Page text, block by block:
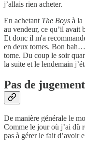
j’allais rien acheter.
En achetant The Boys à la
au vendeur, ce qu’il avait
Et donc il m'a
en deux tomes. Bon bah…
tome. Du coup le soir
la suite et le lendemain
Pas de
De manière générale le
Comme le jour où j’ai dû
pas à gérer le fait d’avoir